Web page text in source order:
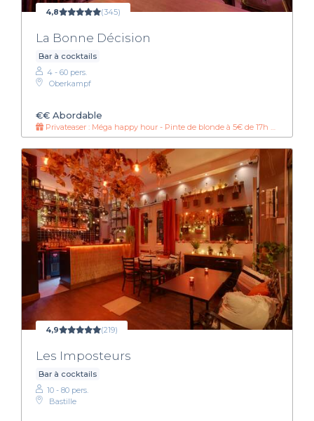
4,8 (345)
La Bonne Décision
Bar à cocktails
4 - 60 pers.
Oberkampf
€€ Abordable
Privateaser : Méga happy hour - Pinte de blonde à 5€ de 17h à 20h30 !
4,9 (219)
Les Imposteurs
Bar à cocktails
10 - 80 pers.
Bastille